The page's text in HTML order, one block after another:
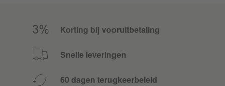
Korting bij vooruitbetaling
Snelle leveringen
60 dagen terugkeerbeleid